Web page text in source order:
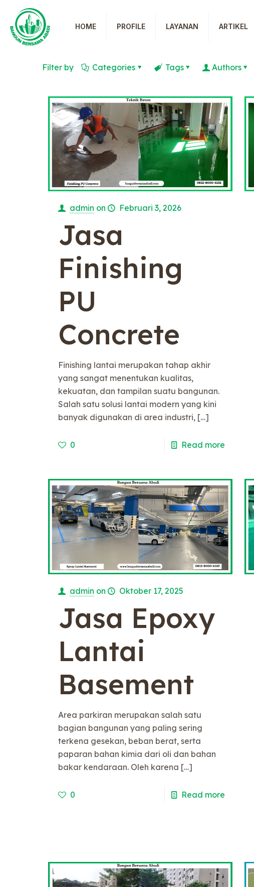
HOME PROFILE LAYANAN ARTIKEL
Filter by Categories Tags Authors
admin on Februari 3, 2026
Jasa
Finishing
PU
Concrete
Finishing lantai merupakan tahap akhir
yang sangat menentukan kualitas,
kekuatan, dan tampilan suatu bangunan.
Salah satu solusi lantai modern yang kini
banyak digunakan di area industri,[…]
0 Read more
admin on Oktober 17, 2025
Jasa Epoxy
Lantai
Basement
Area parkiran merupakan salah satu
bagian bangunan yang paling sering
terkena gesekan, beban berat, serta
paparan bahan kimia dari oli dan bahan
bakar kendaraan. Oleh karena […]
0 Read more